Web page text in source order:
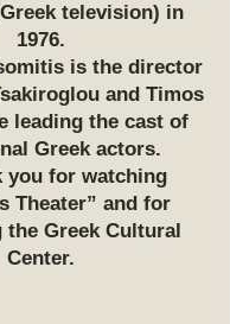
television) in
1976.
is the director
and Timos
leading the cast of
Greek actors.
you for watching
Theater” and for
Greek Cultural
Center.